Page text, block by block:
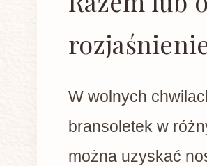
W wolnych
bransoletek w
można uzyskać